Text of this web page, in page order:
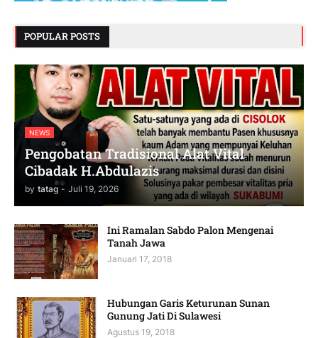
POPULAR POSTS
NEWS
Pengobatan Tradisional Alat Vital
Cibadak H.Abdulazis
by tatag - Juli 19, 2026
Ini Ramalan Sabdo Palon Mengenai
Tanah Jawa
Januari 17, 2018
Hubungan Garis Keturunan Sunan
Gunung Jati Di Sulawesi
Agustus 19, 2018